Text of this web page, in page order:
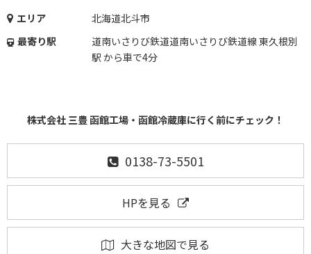
エリア
北海道北斗市
最寄り駅
道南いさりび鉄道道南いさりび鉄道線 東久根別
駅 から車で4分
株式会社 三豊 函館工場・函館冷蔵庫に行く前にチェック！
0138-73-5501
HPを見る
大きな地図で見る